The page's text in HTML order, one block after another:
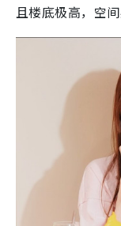
且楼底极高，空间